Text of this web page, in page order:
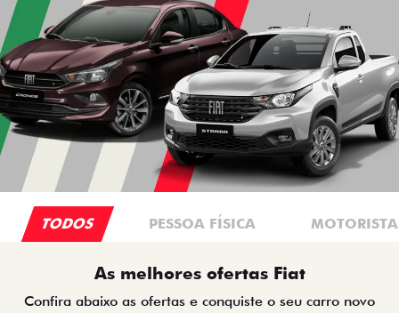
TODOS PESSOA FÍSICA
As melhores ofertas Fiat
Confira abaixo as ofertas e conquiste o seu carro novo